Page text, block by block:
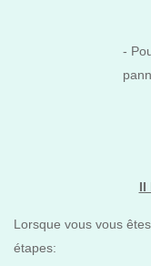
-
II
Lorsque vous vous
étapes: